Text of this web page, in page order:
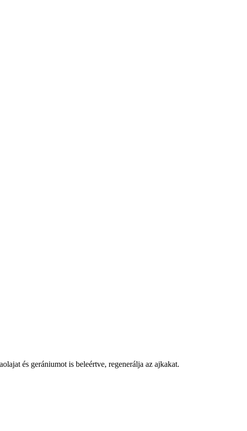
és gerániumot is beleértve, regenerálja az ajkakat.